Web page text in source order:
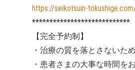
https://seikotsuin-
****************************
【完全予約制】
・治療の質を落とさないため
・患者さまの大事な時間を